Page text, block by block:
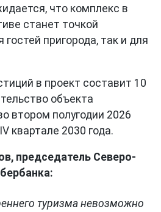
что комплекс в
станет точкой
пригорода, так и для
в проект составит 10
объекта
втором полугодии 2026
квартале 2030 года.
председатель Северо-
туризма невозможно